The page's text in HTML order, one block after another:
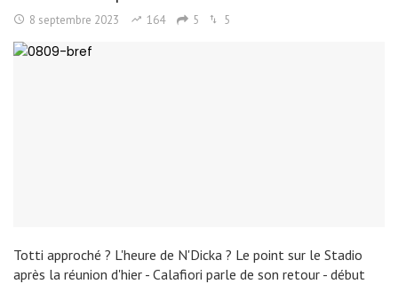
8 septembre 2023 164 5 5
Totti approché ? L'heure de N'Dicka ? Le point sur le Stadio
après la réunion d'hier - Calafiori parle de son retour - début